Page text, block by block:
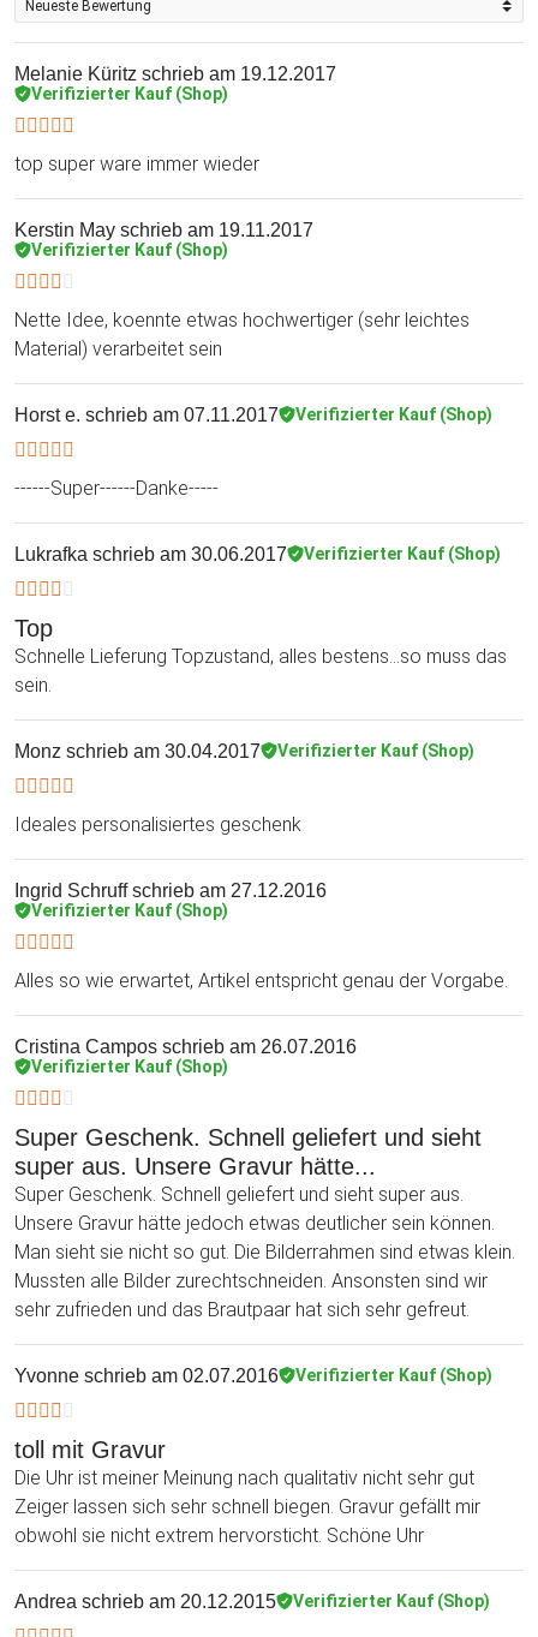
Melanie Küritz schrieb am 19.12.2017
Verifizierter Kauf (Shop)
top super ware immer wieder
Kerstin May schrieb am 19.11.2017
Verifizierter Kauf (Shop)
Nette Idee, koennte etwas hochwertiger (sehr leichtes
Material) verarbeitet sein
Horst e. schrieb am 07.11.2017 Verifizierter Kauf (Shop)
------Super------Danke-----
Lukrafka schrieb am 30.06.2017 Verifizierter Kauf (Shop)
Top
Schnelle Lieferung Topzustand, alles bestens...so muss das
sein.
Monz schrieb am 30.04.2017 Verifizierter Kauf (Shop)
Ideales personalisiertes geschenk
Ingrid Schruffschrieb am 27.12.2016
Verifizierter Kauf (Shop)
Alles so wie erwartet, Artikel entspricht genau der Vorgabe.
Cristina Campos schrieb am 26.07.2016
Verifizierter Kauf (Shop)
Super Geschenk. Schnell geliefert und sieht
super aus. Unsere Gravur hätte...
Super Geschenk. Schnell geliefert und sieht super aus.
Unsere Gravur hätte jedoch etwas deutlicher sein können.
Man sieht sie nicht so gut. Die Bilderrahmen sind etwas klein.
Mussten alle Bilder zurechtschneiden. Ansonsten sind wir
sehr zufrieden und das Brautpaar hat sich sehr gefreut.
Yvonne schrieb am 02.07.2016 Verifizierter Kauf (Shop)
toll mit Gravur
Die Uhr ist meiner Meinung nach qualitativ nicht sehr gut
Zeiger lassen sich sehr schnell biegen. Gravur gefällt mir
obwohl sie nicht extrem hervorsticht. Schöne Uhr
Andrea schrieb am 20.12.2015 Verifizierter Kauf (Shop)